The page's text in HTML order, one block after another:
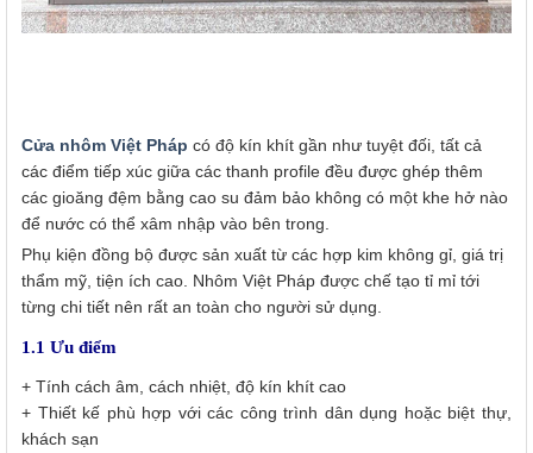
Cửa nhôm Việt Pháp có độ kín khít gần như tuyệt đối, tất cả
các điểm tiếp xúc giữa các thanh profile đều được ghép thêm
các gioăng đệm bằng cao su đảm bảo không có một khe hở nào
để nước có thể xâm nhập vào bên trong.
Phụ kiện đồng bộ được sản xuất từ các hợp kim không gỉ, giá trị
thẩm mỹ, tiện ích cao. Nhôm Việt Pháp được chế tạo tỉ mỉ tới
từng chi tiết nên rất an toàn cho người sử dụng.
1.1 Ưu điểm
+ Tính cách âm, cách nhiệt, độ kín khít cao
+ Thiết kế phù hợp với các công trình dân dụng hoặc biệt thự,
khách sạn